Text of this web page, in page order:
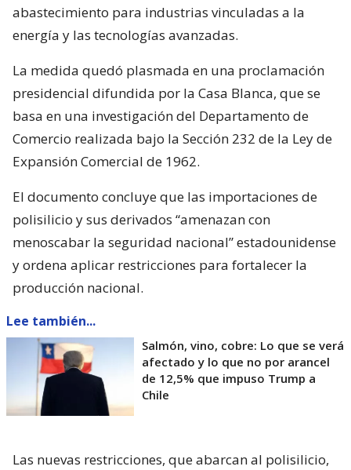
abastecimiento para industrias vinculadas a la
energía y las tecnologías avanzadas.
La medida quedó plasmada en una proclamación
presidencial difundida por la Casa Blanca, que se
basa en una investigación del Departamento de
Comercio realizada bajo la Sección 232 de la Ley de
Expansión Comercial de 1962.
El documento concluye que las importaciones de
polisilicio y sus derivados “amenazan con
menoscabar la seguridad nacional” estadounidense
y ordena aplicar restricciones para fortalecer la
producción nacional.
Lee también...
Salmón, vino, cobre: Lo que se verá
afectado y lo que no por arancel
de 12,5% que impuso Trump a
Chile
Las nuevas restricciones, que abarcan al polisilicio,